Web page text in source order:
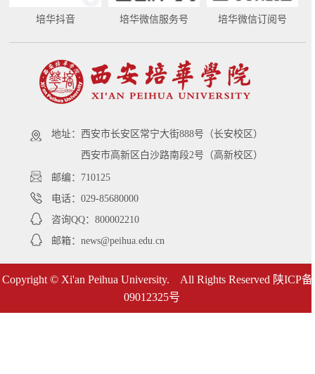
培华抖音 培华微信服务号 培华微信订阅号
地址： 西安市长安区常宁大街888号（长安校区）
西安市高新区白沙路南段2号（高新校区）
邮编：710125
电话：029-85680000
咨询QQ：800002210
邮箱：news@peihua.edu.cn
Copyright © Xi'an Peihua University. All Rights Reserved 陕ICP备
09012325号